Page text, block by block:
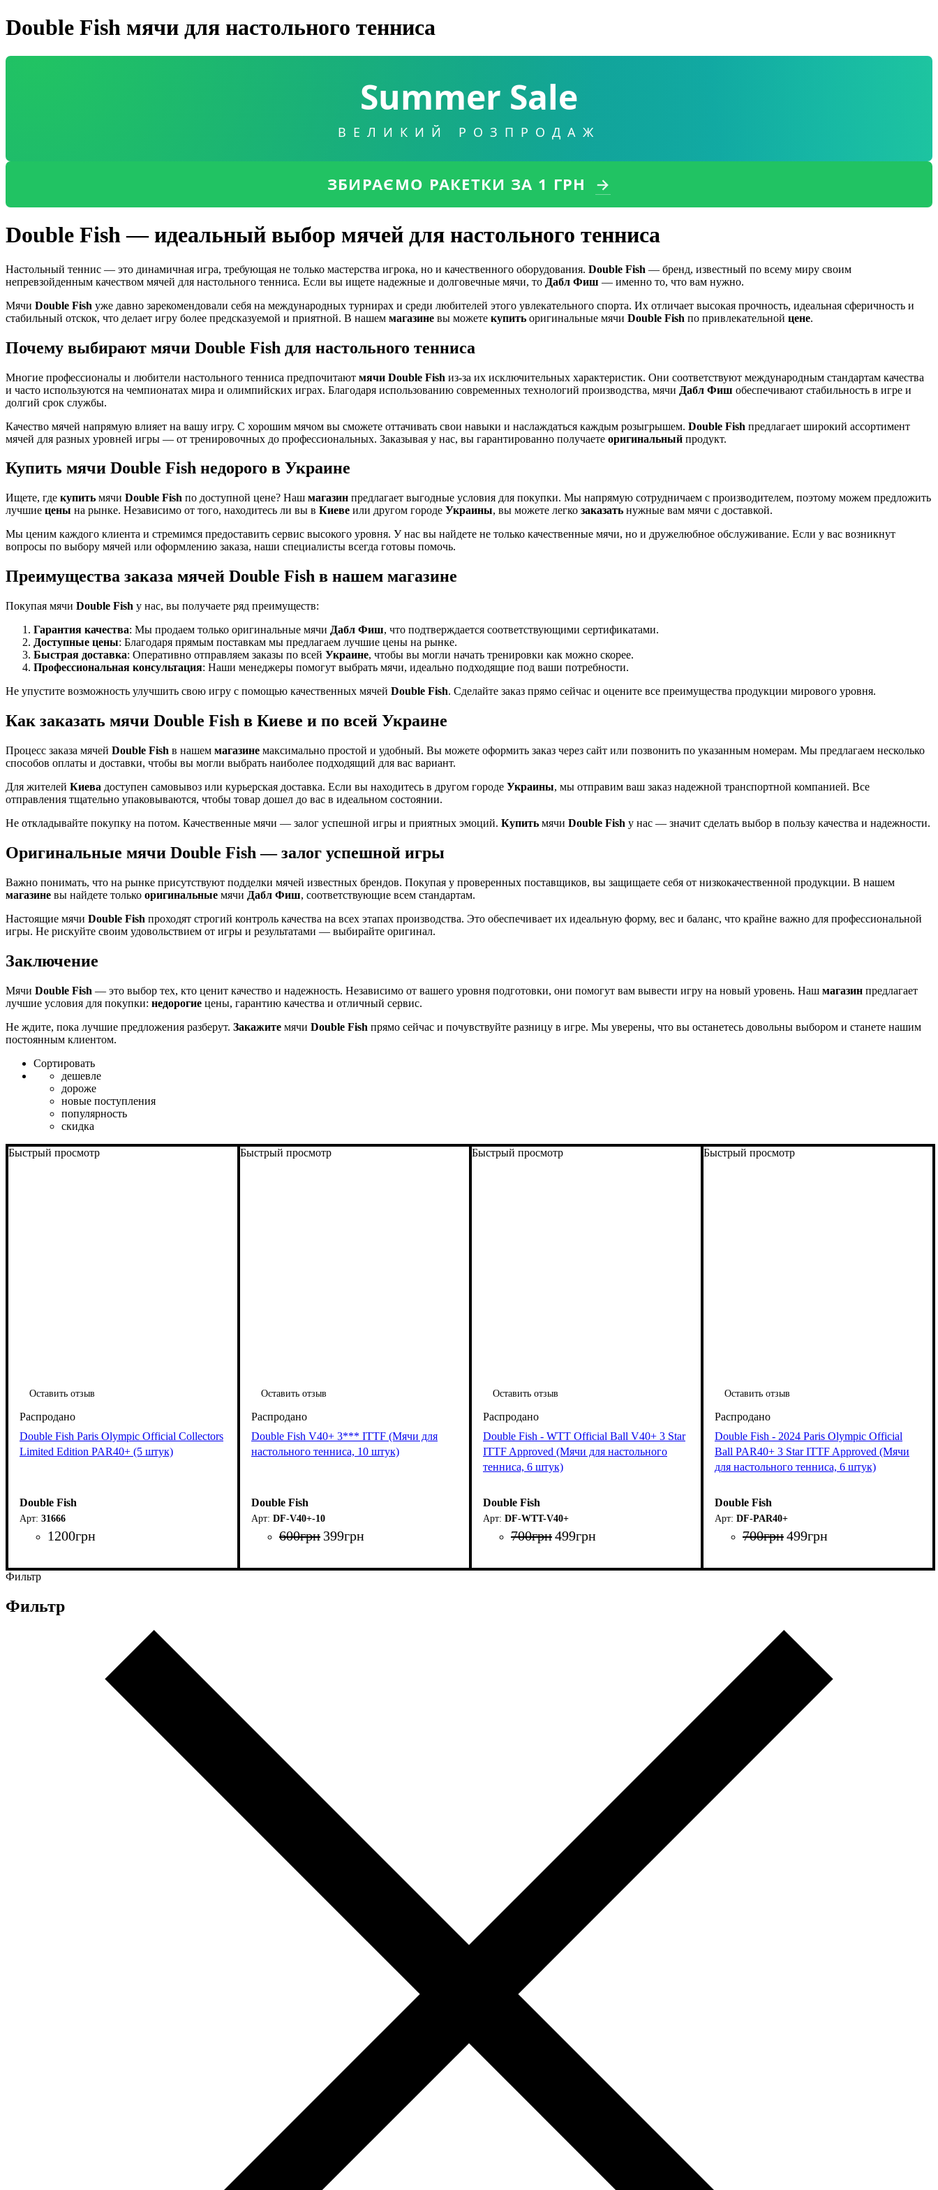
Double Fish мячи для настольного тенниса
Summer Sale
ВЕЛИКИЙ РОЗПРОДАЖ
ЗБИРАЄМО РАКЕТКИ ЗА 1 ГРН →
Double Fish — идеальный выбор мячей для настольного тенниса
Настольный теннис — это динамичная игра, требующая не только мастерства игрока, но и качественного оборудования. Double Fish — бренд, известный по всему миру своим
непревзойденным качеством мячей для настольного тенниса. Если вы ищете надежные и долговечные мячи, то Дабл Фиш — именно то, что вам нужно.
Мячи Double Fish уже давно зарекомендовали себя на международных турнирах и среди любителей этого увлекательного спорта. Их отличает высокая прочность, идеальная сферичность и
стабильный отскок, что делает игру более предсказуемой и приятной. В нашем магазине вы можете купить оригинальные мячи Double Fish по привлекательной цене.
Почему выбирают мячи Double Fish для настольного тенниса
Многие профессионалы и любители настольного тенниса предпочитают мячи Double Fish из-за их исключительных характеристик. Они соответствуют международным стандартам качества
и часто используются на чемпионатах мира и олимпийских играх. Благодаря использованию современных технологий производства, мячи Дабл Фиш обеспечивают стабильность в игре и
долгий срок службы.
Качество мячей напрямую влияет на вашу игру. С хорошим мячом вы сможете оттачивать свои навыки и наслаждаться каждым розыгрышем. Double Fish предлагает широкий ассортимент
мячей для разных уровней игры — от тренировочных до профессиональных. Заказывая у нас, вы гарантированно получаете оригинальный продукт.
Купить мячи Double Fish недорого в Украине
Ищете, где купить мячи Double Fish по доступной цене? Наш магазин предлагает выгодные условия для покупки. Мы напрямую сотрудничаем с производителем, поэтому можем предложить
лучшие цены на рынке. Независимо от того, находитесь ли вы в Киеве или другом городе Украины, вы можете легко заказать нужные вам мячи с доставкой.
Мы ценим каждого клиента и стремимся предоставить сервис высокого уровня. У нас вы найдете не только качественные мячи, но и дружелюбное обслуживание. Если у вас возникнут
вопросы по выбору мячей или оформлению заказа, наши специалисты всегда готовы помочь.
Преимущества заказа мячей Double Fish в нашем магазине
Покупая мячи Double Fish у нас, вы получаете ряд преимуществ:
Гарантия качества: Мы продаем только оригинальные мячи Дабл Фиш, что подтверждается соответствующими сертификатами.
Доступные цены: Благодаря прямым поставкам мы предлагаем лучшие цены на рынке.
Быстрая доставка: Оперативно отправляем заказы по всей Украине, чтобы вы могли начать тренировки как можно скорее.
Профессиональная консультация: Наши менеджеры помогут выбрать мячи, идеально подходящие под ваши потребности.
Не упустите возможность улучшить свою игру с помощью качественных мячей Double Fish. Сделайте заказ прямо сейчас и оцените все преимущества продукции мирового уровня.
Как заказать мячи Double Fish в Киеве и по всей Украине
Процесс заказа мячей Double Fish в нашем магазине максимально простой и удобный. Вы можете оформить заказ через сайт или позвонить по указанным номерам. Мы предлагаем несколько
способов оплаты и доставки, чтобы вы могли выбрать наиболее подходящий для вас вариант.
Для жителей Киева доступен самовывоз или курьерская доставка. Если вы находитесь в другом городе Украины, мы отправим ваш заказ надежной транспортной компанией. Все
отправления тщательно упаковываются, чтобы товар дошел до вас в идеальном состоянии.
Не откладывайте покупку на потом. Качественные мячи — залог успешной игры и приятных эмоций. Купить мячи Double Fish у нас — значит сделать выбор в пользу качества и надежности.
Оригинальные мячи Double Fish — залог успешной игры
Важно понимать, что на рынке присутствуют подделки мячей известных брендов. Покупая у проверенных поставщиков, вы защищаете себя от низкокачественной продукции. В нашем
магазине вы найдете только оригинальные мячи Дабл Фиш, соответствующие всем стандартам.
Настоящие мячи Double Fish проходят строгий контроль качества на всех этапах производства. Это обеспечивает их идеальную форму, вес и баланс, что крайне важно для профессиональной
игры. Не рискуйте своим удовольствием от игры и результатами — выбирайте оригинал.
Заключение
Мячи Double Fish — это выбор тех, кто ценит качество и надежность. Независимо от вашего уровня подготовки, они помогут вам вывести игру на новый уровень. Наш магазин предлагает
лучшие условия для покупки: недорогие цены, гарантию качества и отличный сервис.
Не ждите, пока лучшие предложения разберут. Закажите мячи Double Fish прямо сейчас и почувствуйте разницу в игре. Мы уверены, что вы останетесь довольны выбором и станете нашим
постоянным клиентом.
Сортировать
дешевле
дороже
новые поступления
популярность
скидка
Быстрый просмотр
Оставить отзыв
Double Fish Paris Olympic Official Collectors
Limited Edition PAR40+ (5 штук)
Double Fish
31666
1200грн
Быстрый просмотр
Оставить отзыв
Double Fish V40+ 3*** ITTF (Мячи для
настольного тенниса, 10 штук)
Double Fish
DF-V40+-10
600грн 399грн
Быстрый просмотр
Оставить отзыв
Double Fish - WTT Official Ball V40+ 3 Star
ITTF Approved (Мячи для настольного
тенниса, 6 штук)
Double Fish
DF-WTT-V40+
700грн499грн
Быстрый просмотр
Оставить отзыв
Double Fish - 2024 Paris Olympic Official
Ball PAR40+ 3 Star ITTF Approved (Мячи
для настольного тенниса, 6 штук)
Double Fish
DF-PAR40+
700грн499грн
Фильтр
Фильтр